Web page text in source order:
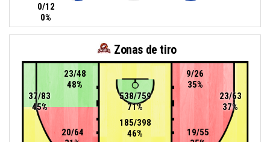
0/12
0%
Zonas de tiro
20/64
23/48
48%
19/55
9/26
35%
185/398
46%
538/759
71%
37/83
45%
23/63
37%